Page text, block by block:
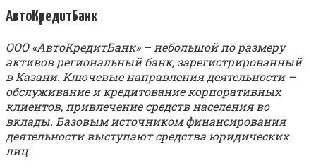
АвтоКредитБанк
ООО «АвтоКредитБанк» – небольшой по размеру
активов региональный банк, зарегистрированный
в Казани. Ключевые направления деятельности –
обслуживание и кредитование корпоративных
клиентов, привлечение средств населения во
вклады. Базовым источником финансирования
деятельности выступают средства юридических
лиц.